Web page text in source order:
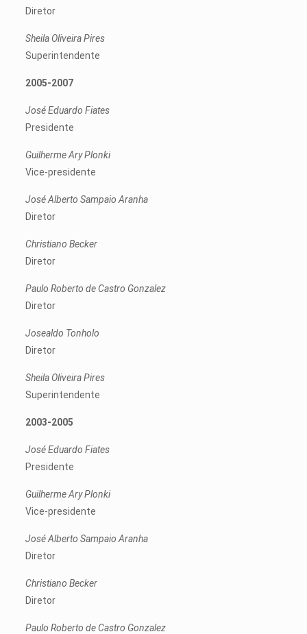
Diretor
Sheila Oliveira Pires
Superintendente
2005-2007
José Eduardo Fiates
Presidente
Guilherme Ary Plonki
Vice-presidente
José Alberto Sampaio Aranha
Diretor
Christiano Becker
Diretor
Paulo Roberto de Castro Gonzalez
Diretor
Josealdo Tonholo
Diretor
Sheila Oliveira Pires
Superintendente
2003-2005
José Eduardo Fiates
Presidente
Guilherme Ary Plonki
Vice-presidente
José Alberto Sampaio Aranha
Diretor
Christiano Becker
Diretor
Paulo Roberto de Castro Gonzalez